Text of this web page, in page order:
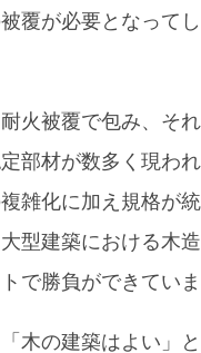
覆が必要となって
火被覆で包み、そ
部材が数多く現わ
雑化に加え規格が
型建築における木
で勝負ができてい
木の建築はよい」